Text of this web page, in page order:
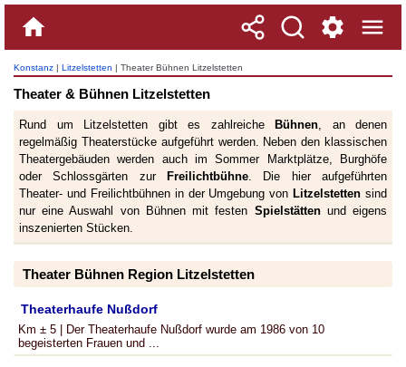
Konstanz | Litzelstetten | Theater Bühnen Litzelstetten
Theater & Bühnen Litzelstetten
Rund um Litzelstetten gibt es zahlreiche Bühnen, an denen
regelmäßig Theaterstücke aufgeführt werden. Neben den klassischen
Theatergebäuden werden auch im Sommer Marktplätze, Burghöfe
oder Schlossgärten zur
Freilichtbühne. Die hier aufgeführten
Theater- und Freilichtbühnen in der Umgebung von Litzelstetten sind
nur eine Auswahl von Bühnen mit festen Spielstättenund eigens
inszenierten Stücken.
Theater Bühnen Region Litzelstetten
Theaterhaufe Nußdorf
Km ± 5 | Der Theaterhaufe Nußdorf wurde am 1986 von 10
begeisterten Frauen und ...